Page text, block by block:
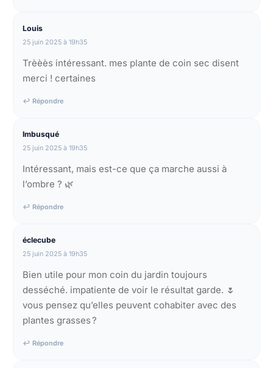
Louis
25 juin 2025 à 19h35
Trèèès intéressant. mes plante de coin sec disent
merci ! certaines
↩ Répondre
Imbusqué
25 juin 2025 à 19h35
Intéressant, mais est-ce que ça marche aussi à
l’ombre ? 🌿
↩ Répondre
éclecube
25 juin 2025 à 19h35
Bien utile pour mon coin du jardin toujours
desséché. impatiente de voir le résultat garde. 🌷
vous pensez qu’elles peuvent cohabiter avec des
plantes grasses ?
↩ Répondre